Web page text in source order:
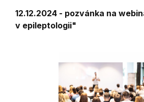
12.12.2024 - pozvánka na
v epileptologii"